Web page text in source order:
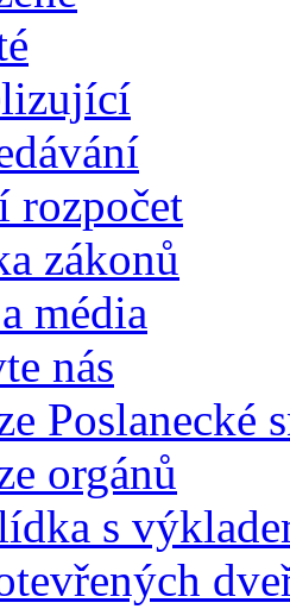
rozpočet
zákonů
média
nás
Poslanecké
orgánů
s